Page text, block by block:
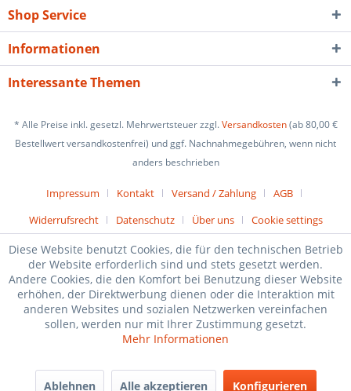
Shop Service
Informationen
Interessante Themen
* Alle Preise inkl. gesetzl. Mehrwertsteuer zzgl.Versandkosten(ab 80,00 €
Bestellwert versandkostenfrei) und ggf. Nachnahmegebühren, wenn nicht
anders beschrieben
Impressum Kontakt Versand / Zahlung
AGB
Widerrufsrecht
Datenschutz Über uns Cookie settings
Diese Website benutzt Cookies, die für den technischen Betrieb
der Website erforderlich sind und stets gesetzt werden.
Andere Cookies, die den Komfort bei Benutzung dieser Website
erhöhen, der Direktwerbung dienen oder die Interaktion mit
anderen Websites und sozialen Netzwerken vereinfachen
sollen, werden nur mit Ihrer Zustimmung gesetzt.
Mehr Informationen
Ablehnen Alle akzeptieren Konfigurieren